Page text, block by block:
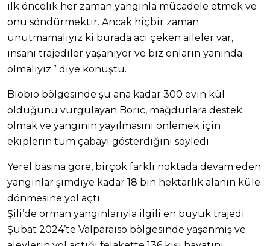
ilk öncelik her zaman yangınla mücadele etmek ve
onu söndürmektir. Ancak hiçbir zaman
unutmamalıyız ki burada acı çeken aileler var,
insani trajediler yaşanıyor ve biz onların yanında
olmalıyız.” diye konuştu.
Biobio bölgesinde şu ana kadar 300 evin kül
olduğunu vurgulayan Boric, mağdurlara destek
olmak ve yangının yayılmasını önlemek için
ekiplerin tüm çabayı gösterdiğini söyledi.
Yerel basına göre, birçok farklı noktada devam eden
yangınlar şimdiye kadar 18 bin hektarlık alanın küle
dönmesine yol açtı.
Şili’de orman yangınlarıyla ilgili en büyük trajedi
Şubat 2024’te Valparaiso bölgesinde yaşanmış ve